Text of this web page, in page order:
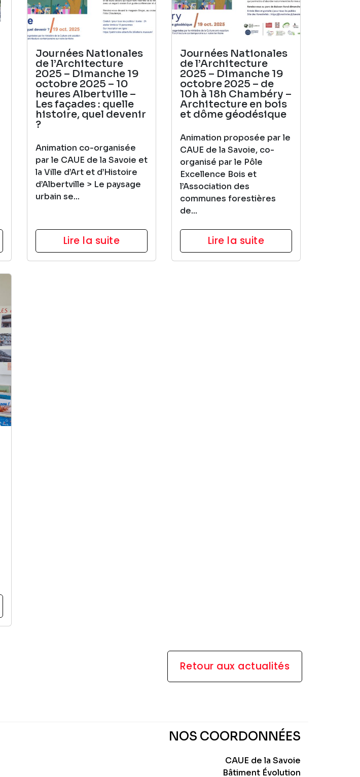
Journées Nationales
de l’Architecture
2025 – Dimanche 19
octobre 2025 – 10
heures Albertville –
Les façades : quelle
histoire, quel devenir
?
Animation co-organisée
par le CAUE de la Savoie et
la Ville d’Art et d’Histoire
d’Albertville > Le paysage
urbain se...
Lire la suite
Journées Nationales
de l’Architecture
2025 – Dimanche 19
octobre 2025 – de
10h à 18h Chambéry –
Architecture en bois
et dôme géodésique
Animation proposée par le
CAUE de la Savoie, co-
organisé par le Pôle
Excellence Bois et
l’Association des
communes forestières
de...
Lire la suite
Retour aux actualités
NOS COORDONNÉES
CAUE de la Savoie
Bâtiment Évolution